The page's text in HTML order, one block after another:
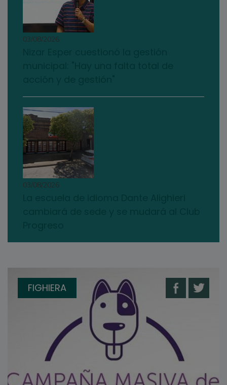
03/08/2026
03/08/2026
FIGHIERA